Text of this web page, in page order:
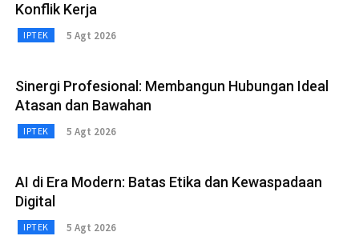
Konflik Kerja
IPTEK 5 Agt 2026
Sinergi Profesional: Membangun Hubungan Ideal
Atasan dan Bawahan
IPTEK 5 Agt 2026
AI di Era Modern: Batas Etika dan Kewaspadaan
Digital
IPTEK 5 Agt 2026